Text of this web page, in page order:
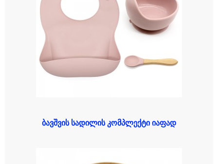
ბავშვის სადილის კომპლექტი იაფად